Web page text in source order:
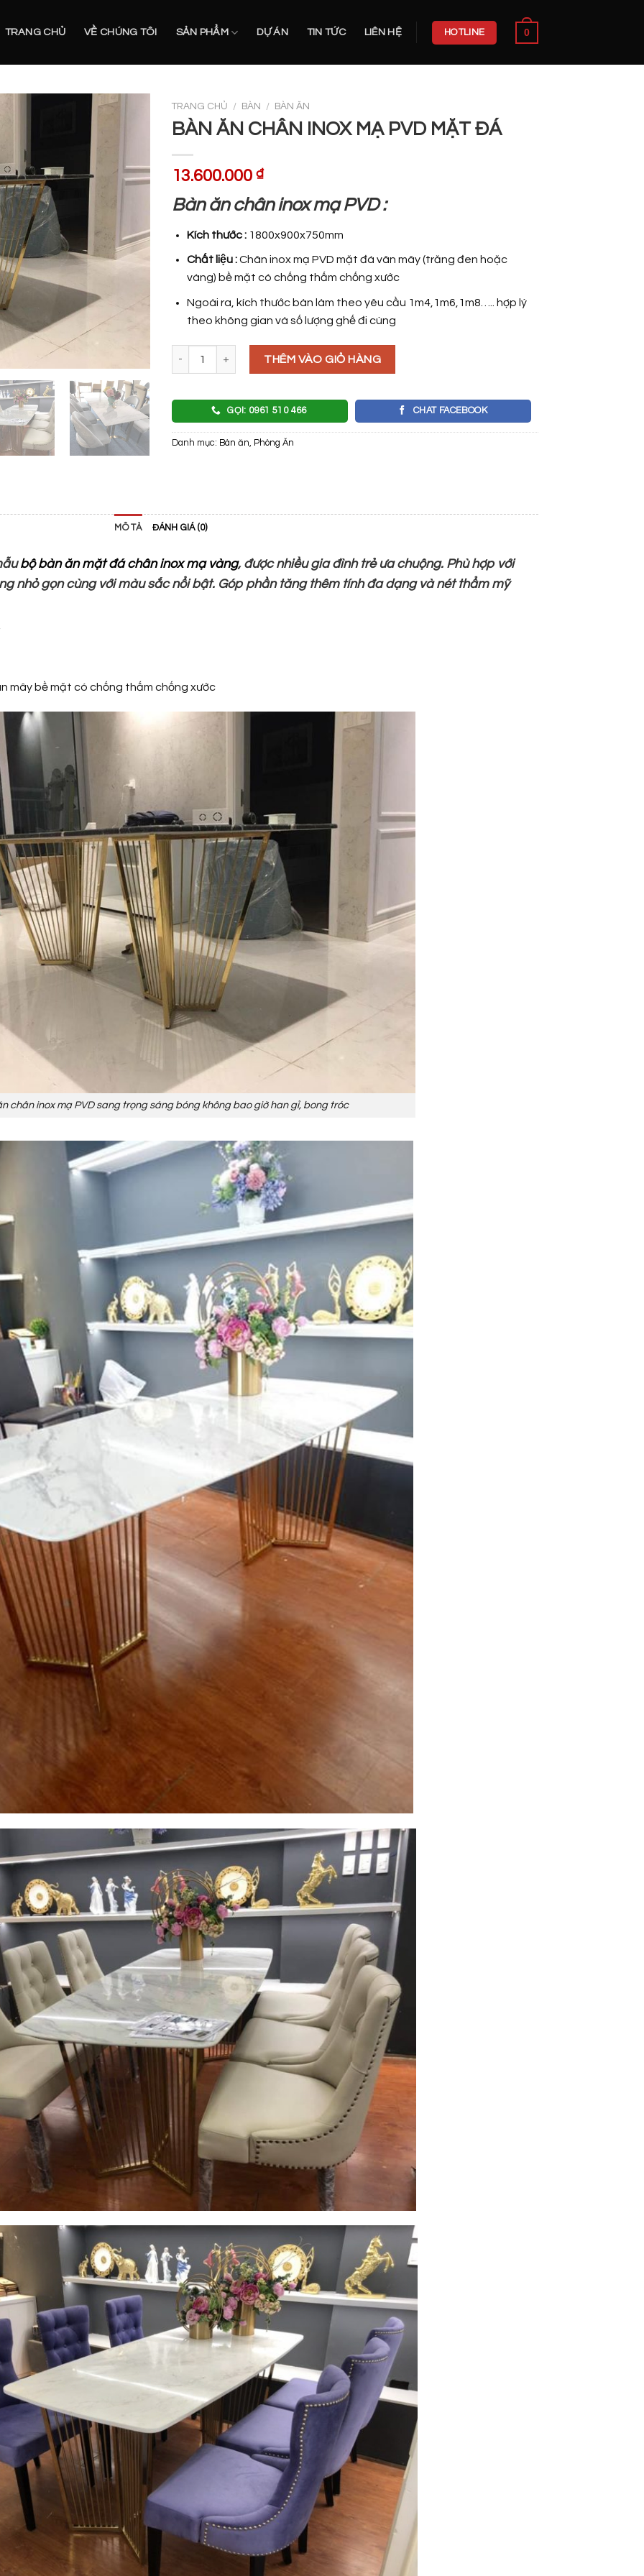
TRANG CHỦ VỀ CHÚNG TÔI SẢN PHẨM DỰ ÁN TIN TỨC LIÊN HỆ HOTLINE 0
TRANG CHỦ / BÀN / BÀN ĂN
BÀN ĂN CHÂN INOX MẠ PVD MẶT ĐÁ
13.600.000 ₫
Bàn ăn chân inox mạ PVD :
Kích thước :1800x900x750mm
Chất liệu :Chân inox mạ PVD mặt đá vân mây (trăng đen hoặc
vàng) bề mặt có chống thấm chống xước
Ngoài ra, kích thước bàn làm theo yêu cầu 1m4,1m6,1m8….. hợp lý
theo không gian và số lượng ghế đi cùng
BÀN ĂN CHÂN INOX MẠ PVD MẶT ĐÁ số lượng
THÊM VÀO GIỎ HÀNG
GỌI: 0961 510 466 CHAT FACEBOOK
Danh mục: Bàn ăn, Phòng Ăn
MÔ TẢ ĐÁNH GIÁ (0)
bộ bàn ăn mặt đá chân inox mạ vàng, được nhiều gia đình trẻ ưa chuộng. Phù hợp với
nhỏ gọn cùng với màu sắc nổi bật. Góp phần tăng thêm tính đa dạng và nét thẩm mỹ
mây bề mặt có chống thấm chống xước
chân inox mạ PVD sang trọng sáng bóng không bao giờ han gỉ, bong tróc